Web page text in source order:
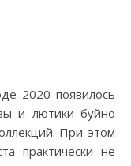
2020 появилось
и лютики буйно
При этом
практически не